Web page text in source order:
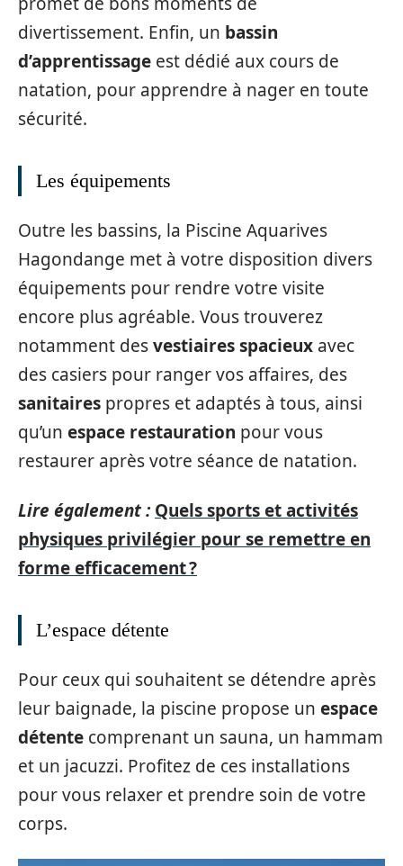
divertissement. Enfin, un bassin
d’apprentissage est dédié aux cours de
natation, pour apprendre à nager en toute
sécurité.
Les équipements
Outre les bassins, la Piscine Aquarives
Hagondange met à votre disposition divers
équipements pour rendre votre visite
encore plus agréable. Vous trouverez
notamment desvestiaires spacieux avec
des casiers pour ranger vos affaires, des
sanitaires propres et adaptés à tous, ainsi
qu’un espace restauration pour vous
restaurer après votre séance de natation.
Lire également : Quels sports et activités
physiques privilégier pour se remettre en
forme efficacement ?
L’espace détente
Pour ceux qui souhaitent se détendre après
leur baignade, la piscine propose un espace
détente comprenant un sauna, un hammam
et un jacuzzi. Profitez de ces installations
pour vous relaxer et prendre soin de votre
corps.